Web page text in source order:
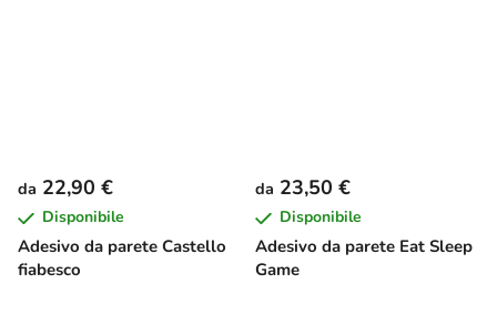
Adesivo da parete Castello
fiabesco
da 22,90 €
Disponibile
Adesivo da parete Eat Sleep
Game
da 23,50 €
Disponibile